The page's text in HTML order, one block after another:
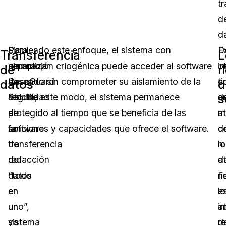
Transferencia
de
datos
Para
garantizar
la
seguridad
de
la
transferencia
de
datos
en
un
sistema
Por
ejemplo,
CaseGuard
Studio,
el
software
de
redacción
“todo
en
uno”,
ya
Siguiendo este enfoque, el sistema con
separación criogénica puede acceder al software
deseado sin comprometer su aislamiento de la
red. De este modo, el sistema permanece
protegido al tiempo que se beneficia de las
funciones y capacidades que ofrece el software.